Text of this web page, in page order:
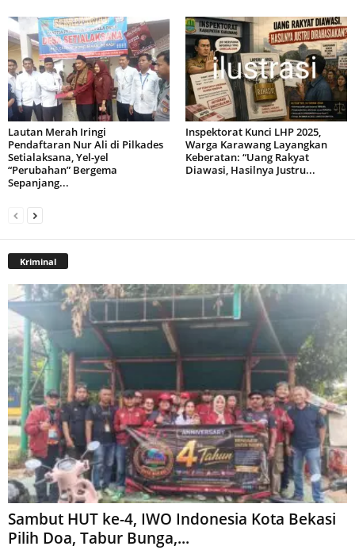
Lautan Merah Iringi
Pendaftaran Nur Ali di Pilkades
Setialaksana, Yel-yel
“Perubahan” Bergema
Sepanjang...
Inspektorat Kunci LHP 2025,
Warga Karawang Layangkan
Keberatan: “Uang Rakyat
Diawasi, Hasilnya Justru...
Kriminal
Sambut HUT ke-4, IWO Indonesia Kota Bekasi
Pilih Doa, Tabur Bunga,...